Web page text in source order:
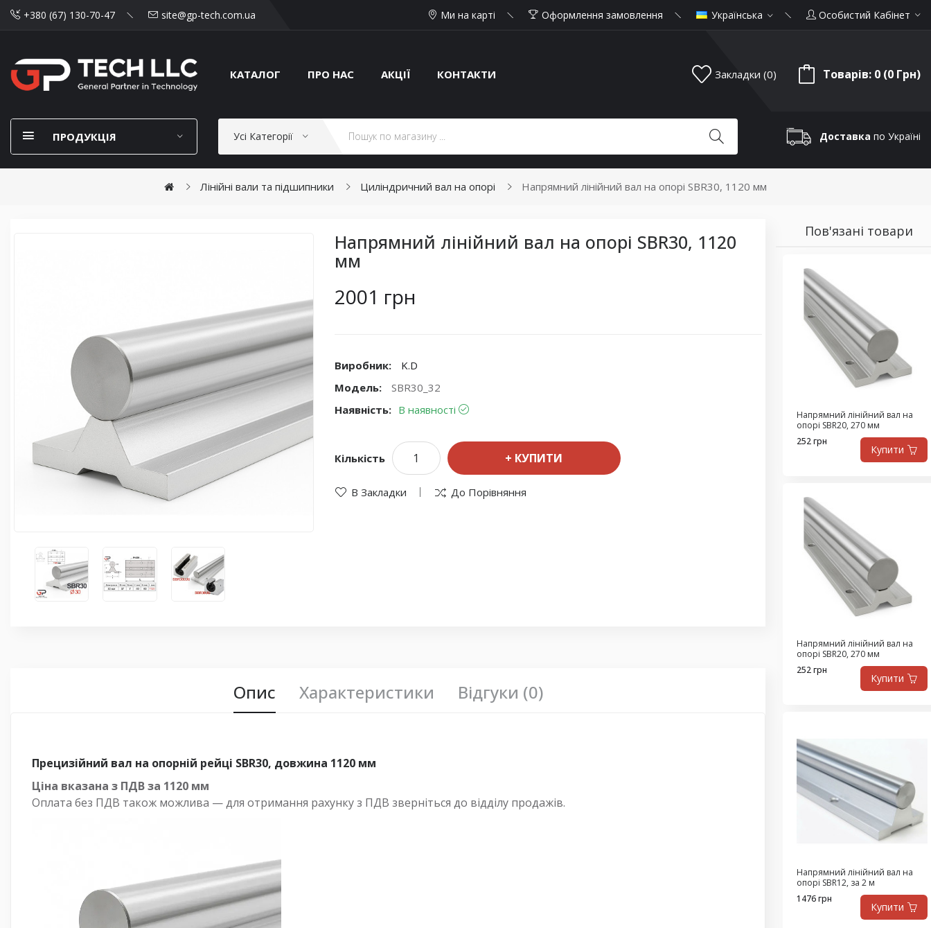
+380 (67) 130-70-47 site@gp-tech.com.ua Ми на карті Оформлення замовлення Українська Особистий Кабінет
КАТАЛОГ ПРО НАС АКЦІЇ КОНТАКТИ Закладки (0) Товарів: 0 (0 Грн)
ПРОДУКЦІЯ Усі Категорії Доставка по Україні
Лінійні вали та підшипники Циліндричний вал на опорі Напрямний лінійний вал на опорі SBR30, 1120 мм
Напрямний лінійний вал на опорі SBR30, 1120
мм
2001 грн
Виробник:
K.D
Модель:
SBR30_32
Наявність: В наявності
Кількість КУПИТИ
В Закладки До Порівняння
Опис Характеристики Відгуки (0)
Прецизійний вал на опорній рейці SBR30, довжина 1120 мм
Ціна вказана з ПДВ за 1120 мм
Оплата без ПДВ також можлива — для отримання рахунку з ПДВ зверніться до відділу продажів.
Пов'язані товари
Напрямний лінійний вал на
опорі SBR20, 270 мм
252 грн
Купити
Напрямний лінійний вал на
опорі SBR20, 270 мм
252 грн
Купити
Напрямний лінійний вал на
опорі SBR12, за 2 м
1476 грн
Купити